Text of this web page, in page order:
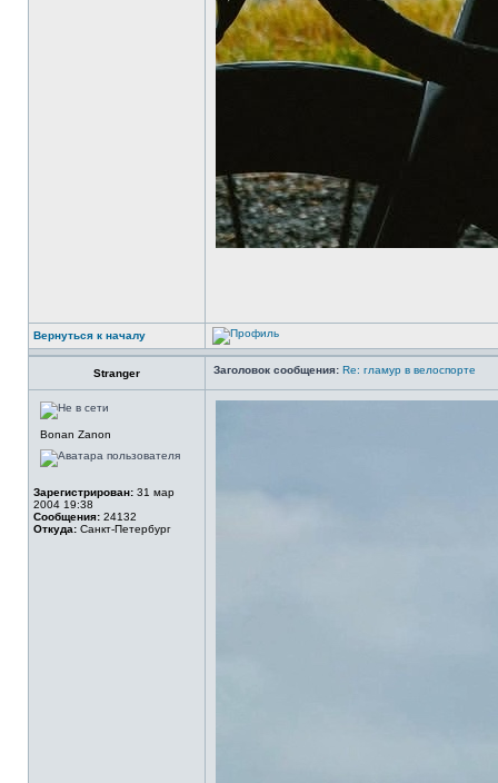
Вернуться к началу
Stranger Заголовок сообщения: Re: гламур в велоспорте
Bonan Zanon
Зарегистрирован: 31 мар
2004 19:38
Сообщения: 24132
Откуда: Санкт-Петербург